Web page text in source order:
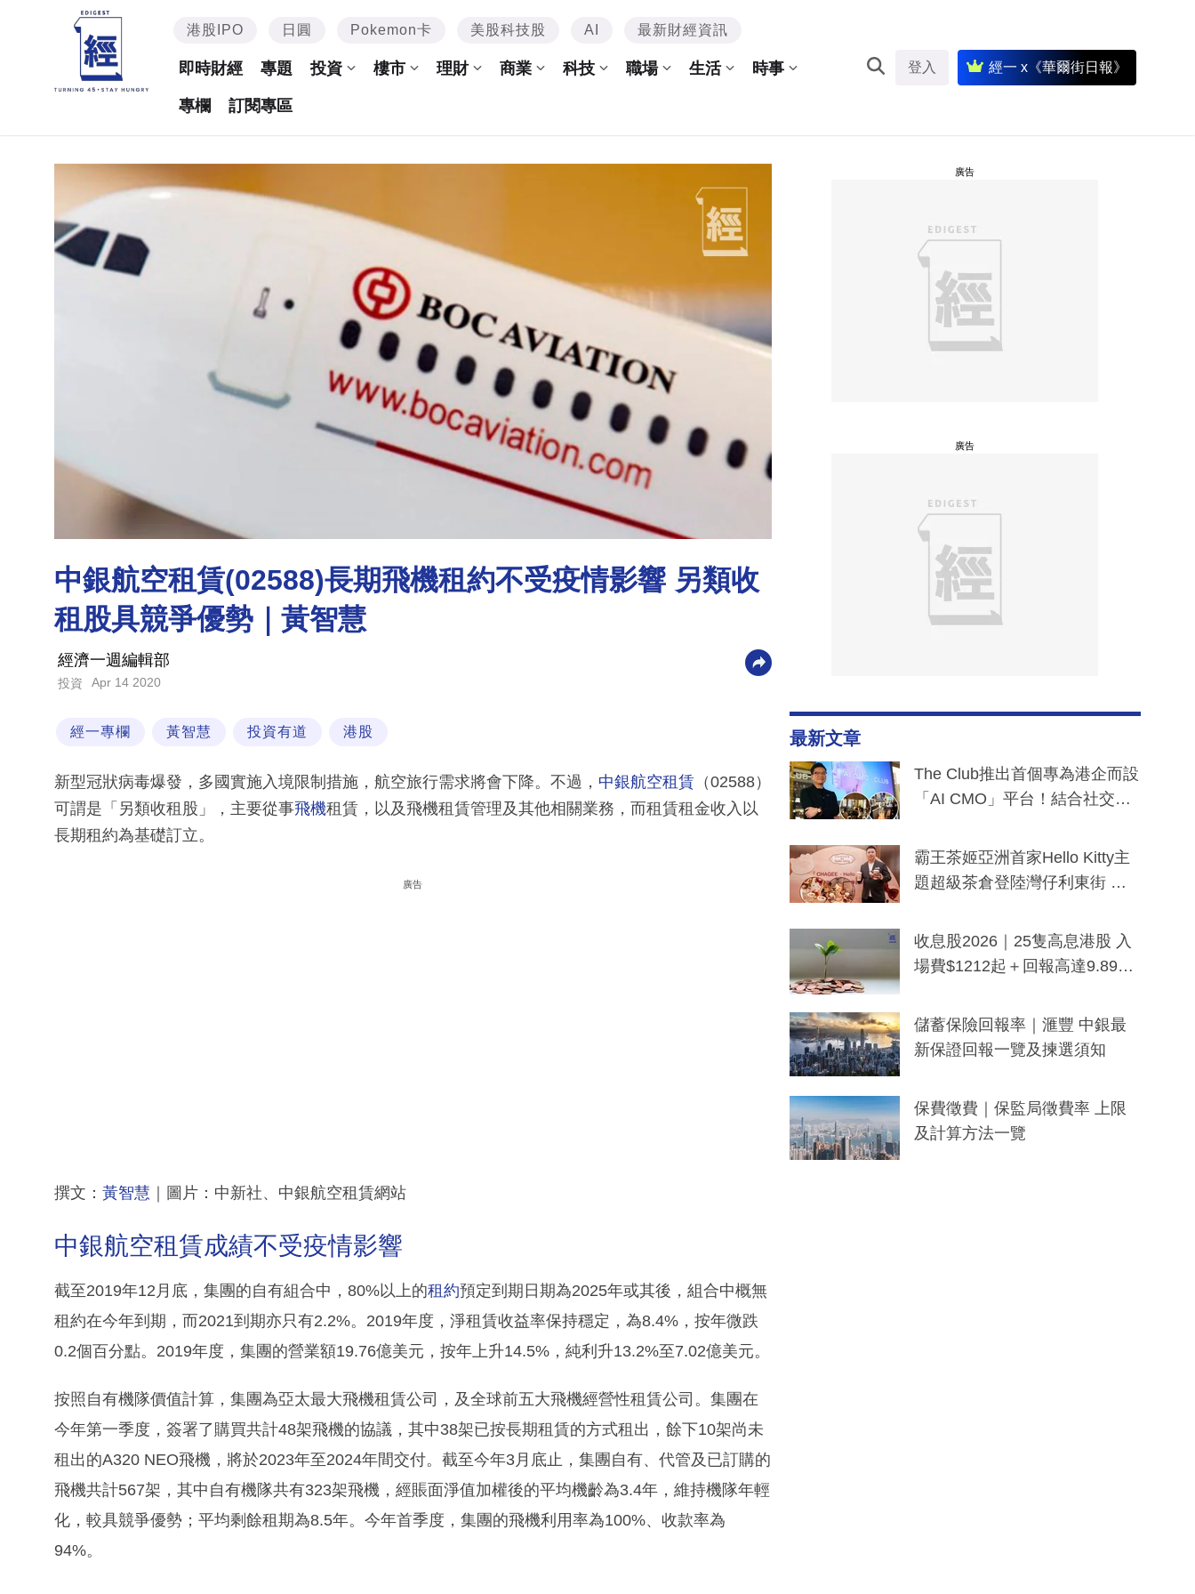
港股IPO 日圓 Pokemon卡 美股科技股 AI 最新財經資訊
即時財經 專題 投資 樓市 理財 商業 科技 職場 生活 時事
專欄 訂閱專區
登入 經一 x《華爾街日報》
中銀航空租賃(02588)長期飛機租約不受疫情影響 另類收
租股具競爭優勢｜黃智慧
經濟一週編輯部
投資 Apr 14 2020
經一專欄 黃智慧 投資有道 港股
新型冠狀病毒爆發，多國實施入境限制措施，航空旅行需求將會下降。不過， 中銀航空租賃 （02588）
可謂是「另類收租股」，主要從事飛機租賃，以及飛機租賃管理及其他相關業務，而租賃租金收入以
長期租約為基礎訂立。
廣告
撰文： 黃智慧 ｜圖片：中新社、中銀航空租賃網站
中銀航空租賃成績不受疫情影響
截至2019年12月底，集團的自有組合中，80%以上的租約預定到期日期為2025年或其後，組合中概無
租約在今年到期，而2021到期亦只有2.2%。2019年度，淨租賃收益率保持穩定，為8.4%，按年微跌
0.2個百分點。2019年度，集團的營業額19.76億美元，按年上升14.5%，純利升13.2%至7.02億美元。
按照自有機隊價值計算，集團為亞太最大飛機租賃公司，及全球前五大飛機經營性租賃公司。集團在
今年第一季度，簽署了購買共計48架飛機的協議，其中38架已按長期租賃的方式租出，餘下10架尚未
租出的A320 NEO飛機，將於2023年至2024年間交付。截至今年3月底止，集團自有、代管及已訂購的
飛機共計567架，其中自有機隊共有323架飛機，經賬面淨值加權後的平均機齡為3.4年，維持機隊年輕
化，較具競爭優勢；平均剩餘租期為8.5年。今年首季度，集團的飛機利用率為100%、收款率為
94%。
廣告
廣告
最新文章
The Club推出首個專為港企而設
「AI CMO」平台！結合社交聆
分鐘生成「貼地」宣傳短片
霸王茶姬亞洲首家Hello Kitty主
題超級茶倉登陸灣仔利東街 推
y及香港限定特調系列
收息股2026｜25隻高息港股 入
場費$1212起＋回報高達9.89
儲蓄保險回報率｜滙豐 中銀最
新保證回報一覽及揀選須知
保費徵費｜保監局徵費率 上限
及計算方法一覽